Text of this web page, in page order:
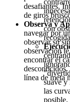
desafiantes.
de giros
Observa y
navegar por
observar su
observación
encontrar el
línea de meta
con
suave y
las
posible.